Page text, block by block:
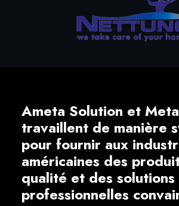
Ameta Solution et
travaillent de manière
pour fournir aux
américaines des
qualité et des solutions
professionnelles